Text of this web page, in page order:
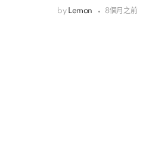
by Lemon 8個月之前